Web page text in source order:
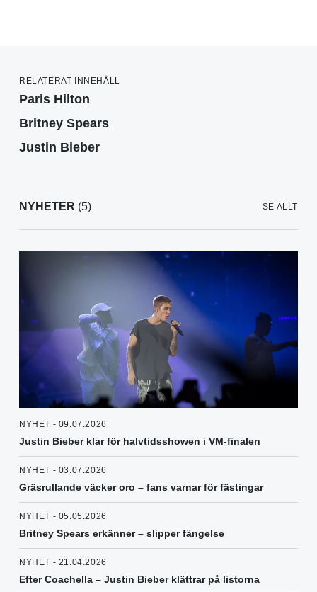
RELATERAT INNEHÅLL
Paris Hilton
Britney Spears
Justin Bieber
NYHETER (5) SE ALLT
NYHET - 09.07.2026
Justin Bieber klar för halvtidsshowen i VM-finalen
NYHET - 03.07.2026
Gräsrullande väcker oro – fans varnar för fästingar
NYHET - 05.05.2026
Britney Spears erkänner – slipper fängelse
NYHET - 21.04.2026
Efter Coachella – Justin Bieber klättrar på listorna